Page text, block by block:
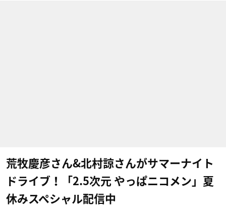
荒牧慶彦さん&北村諒さんがサマーナイト
ドライブ！「2.5次元 やっぱニコメン」夏
休みスペシャル配信中